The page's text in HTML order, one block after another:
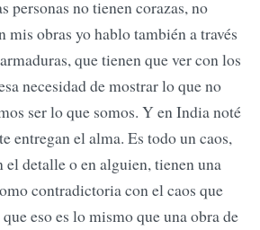
personas no tienen corazas, no
mis obras yo hablo también a través
que tienen que ver con los
necesidad de mostrar lo que no
ser lo que somos. Y en India noté
entregan el alma. Es todo un caos,
el detalle o en alguien, tienen una
contradictoria con el caos que
eso es lo mismo que una obra de